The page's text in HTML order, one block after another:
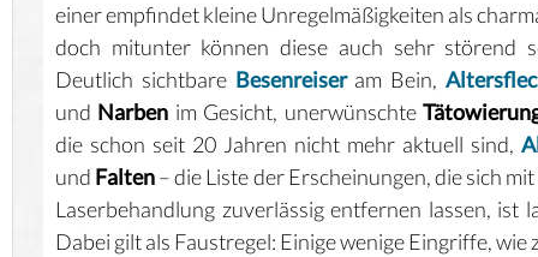
einer empfindet kleine Unregelmäßigkeiten als
doch mitunter können diese auch sehr störend
Deutlich sichtbare Besenreiseram Bein,
und Narben im Gesicht, unerwünschte
die schon seit 20 Jahren nicht mehr aktuell sind,
und Falten– die Liste der Erscheinungen, die sich
Laserbehandlung zuverlässig entfernen lassen, ist
Dabei gilt als Faustregel: Einige wenige Eingriffe, wie